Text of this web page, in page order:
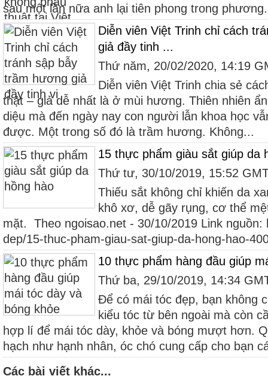
sau một lần nữa anh lại tiên phong trong
Diễn viên Việt Trinh chỉ cách
giả đầy tinh ...
Thứ năm, 20/02/2020, 14:19
Diễn viên Việt Trinh chia sẻ
thật – giả dễ nhất là ở mùi hương. Thiên nhiên
diệu mà đến ngày nay con người lẫn khoa học
được. Một trong số đó là trầm hương. Không...
15 thực phẩm giàu sắt giúp da
Thứ tư, 30/10/2019, 15:52
Thiếu sắt không chỉ khiến da
khô xơ, dễ gãy rụng, cơ thể
mặt. Theo ngoisao.net - 30/10/2019 Link nguồn:
dep/15-thuc-pham-giau-sat-giup-da-hong-hao-
10 thực phẩm hàng đầu giúp
Thứ ba, 29/10/2019, 14:34
Để có mái tóc đẹp, bạn không
kiểu tóc từ bên ngoài mà còn
hợp lí để mái tóc dày, khỏe và bóng mượt hơn.
hạch như hạnh nhân, óc chó cung cấp cho bạn
Các bài viết khác...